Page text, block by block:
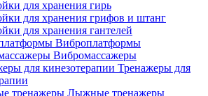
для хранения гирь
для хранения грифов и штанг
для хранения гантелей
Виброплатформы
Вибромассажеры
Тренажеры для
Лыжные тренажеры